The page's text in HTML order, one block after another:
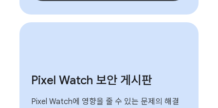
Pixel Watch 보안 게시판
Pixel Watch에 영향을 줄 수 있는 문제의 해결